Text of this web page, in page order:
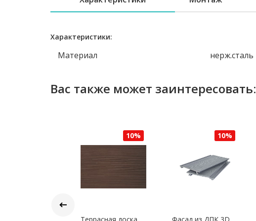
Характеристики:
Материал нерж.сталь
Вас также может заинтересовать:
10% 10%